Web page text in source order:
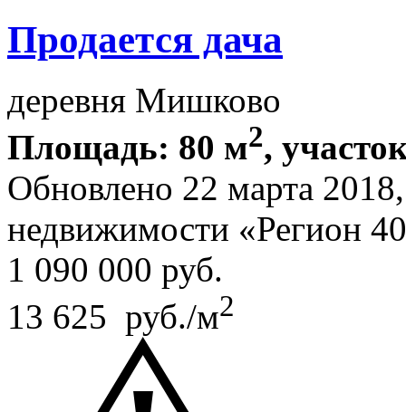
Продается дача
деревня Мишково
Площадь: 80 м2,
Обновлено 22 марта
недвижимости «Регион
1 090 000 руб.
13 625 руб./м2